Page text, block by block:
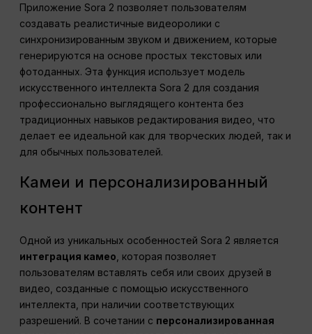
Приложение Sora 2 позволяет пользователям
создавать реалистичные видеоролики с
синхронизированным звуком и движением, которые
генерируются на основе простых текстовых или
фотоданных. Эта функция использует модель
искусственного интеллекта Sora 2 для создания
профессионально выглядящего контента без
традиционных навыков редактирования видео, что
делает ее идеальной как для творческих людей, так и
для обычных пользователей.
Камеи и персонализированный
контент
Одной из уникальных особенностей Sora 2 является
интеграция камео , которая позволяет
пользователям вставлять себя или своих друзей в
видео, созданные с помощью искусственного
интеллекта, при наличии соответствующих
разрешений. В сочетании с персонализированная